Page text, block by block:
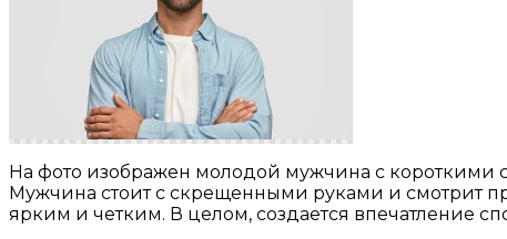
На фото изображен молодой мужчина с короткими
Мужчина стоит с скрещенными руками и смотрит
ярким и четким. В целом, создается впечатление